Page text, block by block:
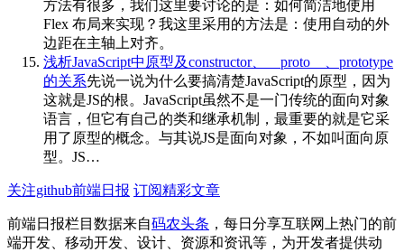
方法有很多，我们这里要讨论的是：如何简洁地使用
Flex 布局来实现？我这里采用的方法是：使用自动的外
边距在主轴上对齐。
浅析JavaScript中原型及constructor、__proto__、prototype
的关系先说一说为什么要搞清楚JavaScript的原型，因为
这就是JS的根。JavaScript虽然不是一门传统的面向对象
语言，但它有自己的类和继承机制，最重要的就是它采
用了原型的概念。与其说JS是面向对象，不如叫面向原
型。JS…
关注github前端日报 订阅精彩文章
前端日报栏目数据来自码农头条 ，每日分享互联网上热门的前
端开发、移动开发、设计、资源和资讯等，为开发者提供动